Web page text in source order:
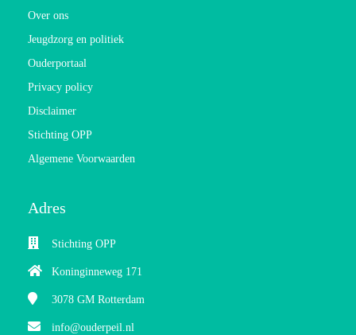
Over ons
Jeugdzorg en politiek
Ouderportaal
Privacy policy
Disclaimer
Stichting OPP
Algemene Voorwaarden
Adres
Stichting OPP
Koninginneweg 171
3078 GM Rotterdam
info@ouderpeil.nl